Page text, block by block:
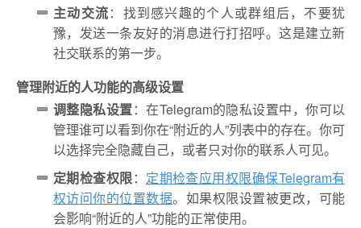
主动交流：找到感兴趣的个人或群组后，不要犹
豫，发送一条友好的消息进行打招呼。这是建立新
社交联系的第一步。
管理附近的人功能的高级设置
调整隐私设置：在Telegram的隐私设置中，你可以
管理谁可以看到你在“附近的人”列表中的存在。你可
以选择完全隐藏自己，或者只对你的联系人可见。
定期检查权限： 定期检查应用权限确保Telegram有
权访问你的位置数据。如果权限设置被更改，可能
会影响“附近的人”功能的正常使用。